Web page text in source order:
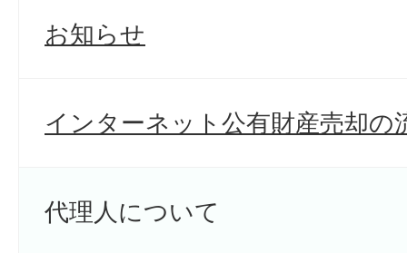
お知らせ
インターネット公有財産売却の
代理人について